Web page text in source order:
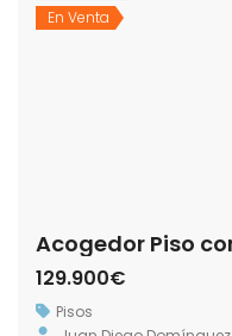
En Venta
129.900€
Pisos